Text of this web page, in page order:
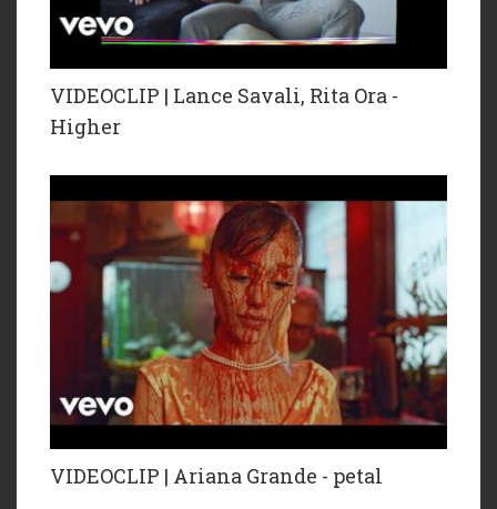
VIDEOCLIP | Lance Savali, Rita Ora -
Higher
VIDEOCLIP | Ariana Grande - petal